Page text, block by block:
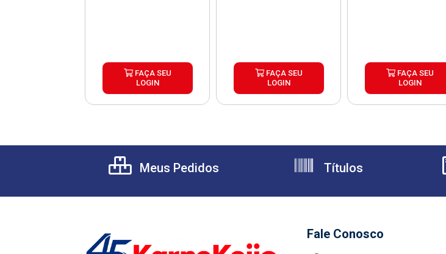
FAÇA SEU
LOGIN
FAÇA SEU
LOGIN
FAÇA SEU
LOGIN
Meus Pedidos Títulos
Fale Conosco